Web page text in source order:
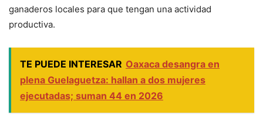
ganaderos locales para que tengan una actividad
productiva.
TE PUEDE INTERESAR Oaxaca desangra en
plena Guelaguetza: hallan a dos mujeres
ejecutadas; suman 44 en 2026